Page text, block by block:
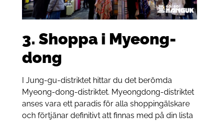
3. Shoppa i Myeong-
dong
I Jung-gu-distriktet hittar du det berömda
Myeong-dong-distriktet. Myeongdong-distriktet
anses vara ett paradis för alla shoppingälskare
och förtjänar definitivt att finnas med på din lista